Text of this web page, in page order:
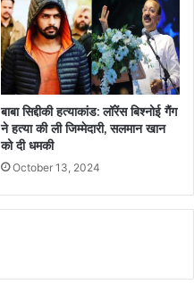
बाबा सिद्दीकी हत्याकांड: लॉरेंस बिश्नोई गैंग
ने हत्या की ली जिम्मेदारी, सलमान खान
को दी धमकी
October 13, 2024